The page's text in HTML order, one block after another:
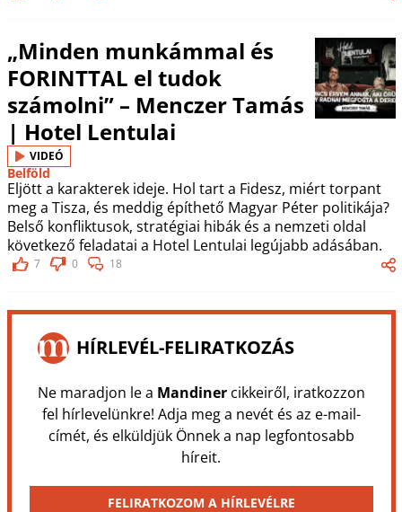
„Minden munkámmal és
FORINTTAL el tudok
számolni” – Menczer Tamás
| Hotel Lentulai
VIDEÓ
Belföld
Eljött a karakterek ideje. Hol tart a Fidesz, miért torpant
meg a Tisza, és meddig építhető Magyar Péter politikája?
Belső konfliktusok, stratégiai hibák és a nemzeti oldal
következő feladatai a Hotel Lentulai legújabb adásában.
7 0 18
HÍRLEVÉL-FELIRATKOZÁS
Ne maradjon le a Mandinercikkeiről, iratkozzon
fel hírlevelünkre! Adja meg a nevét és az e-mail-
címét, és elküldjük Önnek a nap legfontosabb
híreit.
FELIRATKOZOM A HÍRLEVÉLRE